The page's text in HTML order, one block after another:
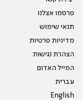
פרסמו אצלנו
תנאי שימוש
מדיניות פרטיות
הצהרת נגישות
המייל האדום
עברית
English